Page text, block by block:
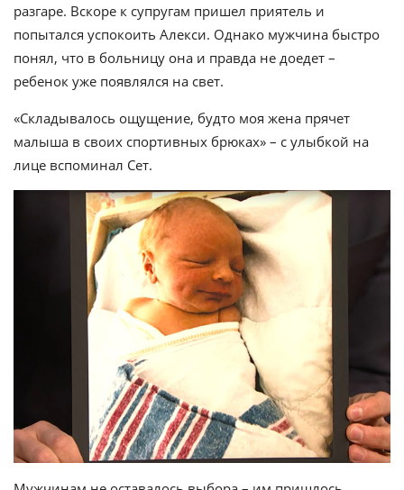
разгаре. Вскоре к супругам пришел приятель и
попытался успокоить Алекси. Однако мужчина быстро
понял, что в больницу она и правда не доедет –
ребенок уже появлялся на свет.
«Складывалось ощущение, будто моя жена прячет
малыша в своих спортивных брюках» – с улыбкой на
лице вспоминал Сет.